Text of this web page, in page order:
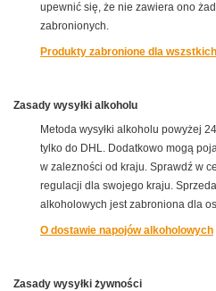
upewnić się, że nie zawiera ono
zabronionych.
Produkty zabronione dla
Zasady wysyłki alkoholu
Metoda wysyłki alkoholu powyżej
tylko do DHL. Dodatkowo mogą
w zalezności od kraju. Sprawdź w
regulacji dla swojego kraju.
alkoholowych jest zabroniona dla
O dostawie napojów alkoholowych
Zasady wysyłki żywności